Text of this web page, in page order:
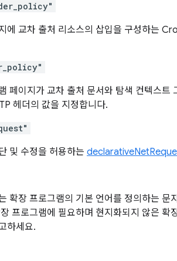
에 교차 출처 리소스의 삽입을 구성하는
페이지가 교차 출처 문서와 탐색 컨텍스
헤더의 값을 지정합니다.
및 수정을 허용하는
확장 프로그램의 기본 언어를 정의하는
프로그램에 필요하며 현지화되지 않은
하세요.